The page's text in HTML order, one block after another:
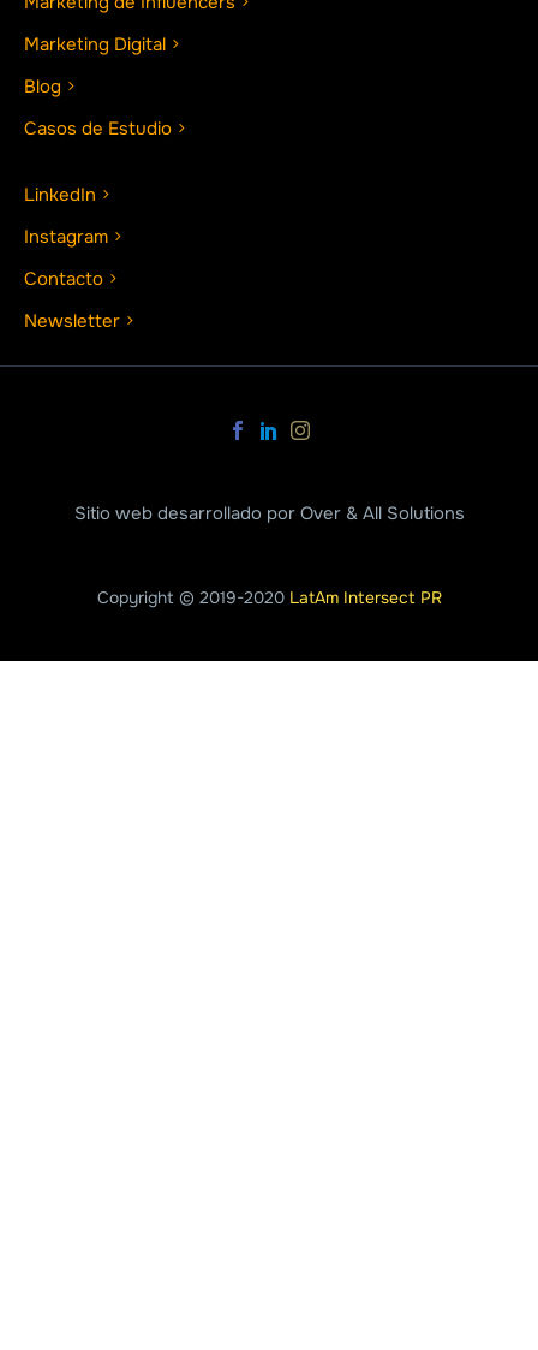
Marketing Digital
Blog
Casos de Estudio
LinkedIn
Instagram
Contacto
Newsletter
Sitio web desarrollado por Over & All Solutions
Copyright © 2019-2020 LatAm Intersect PR